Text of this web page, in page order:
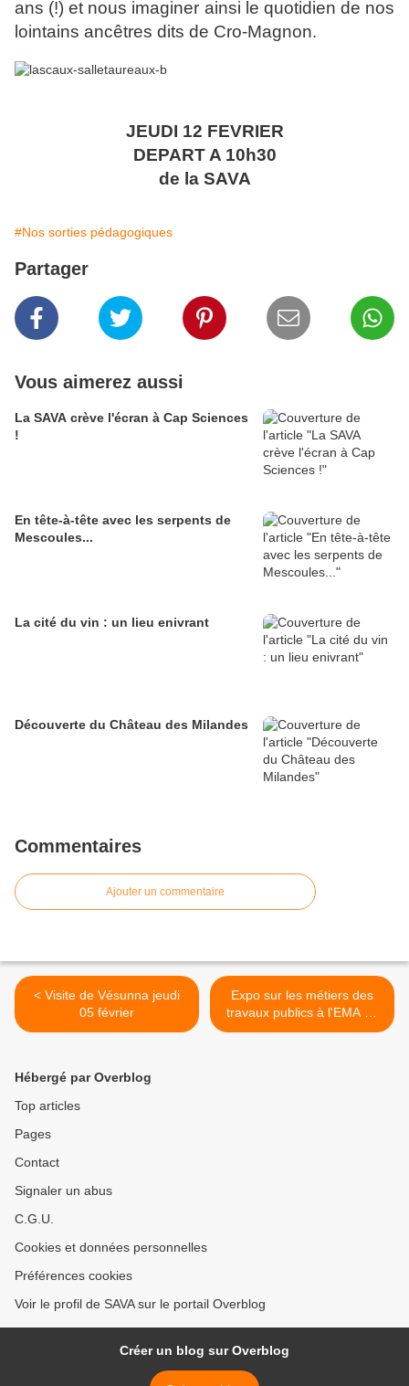
ans (!) et nous imaginer ainsi le quotidien de nos
lointains ancêtres dits de Cro-Magnon.
JEUDI 12 FEVRIER
DEPART A 10h30
de la SAVA
#Nos sorties pédagogiques
Partager
Vous aimerez aussi
La SAVA crève l'écran à Cap Sciences
!
En tête-à-tête avec les serpents de
Mescoules...
La cité du vin : un lieu enivrant
Découverte du Château des Milandes
Commentaires
Ajouter un commentaire
< Visite de Vésunna jeudi
05 février
Expo sur les métiers des
travaux publics à l'EMA de
Bergerac >
Hébergé par Overblog
Top articles
Pages
Contact
Signaler un abus
C.G.U.
Cookies et données personnelles
Préférences cookies
Voir le profil de SAVA sur le portail Overblog
Créer un blog sur Overblog